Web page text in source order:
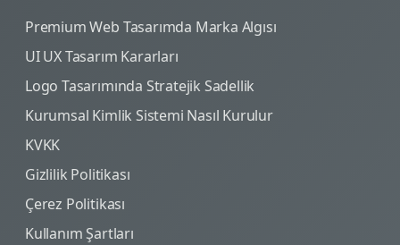
Premium Web Tasarımda Marka Algısı
UI UX Tasarım Kararları
Logo Tasarımında Stratejik Sadellik
Kurumsal Kimlik Sistemi Nasıl Kurulur
KVKK
Gizlilik Politikası
Çerez Politikası
Kullanım Şartları